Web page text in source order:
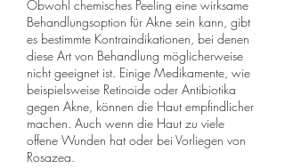
Obwohl chemisches Peeling eine wirksame
Behandlungsoption für Akne sein kann, gibt
es bestimmte Kontraindikationen, bei denen
diese Art von Behandlung möglicherweise
nicht geeignet ist. Einige Medikamente, wie
beispielsweise Retinoide oder Antibiotika
gegen Akne, können die Haut empfindlicher
machen. Auch wenn die Haut zu viele
offene Wunden hat oder bei Vorliegen von
Rosazea.